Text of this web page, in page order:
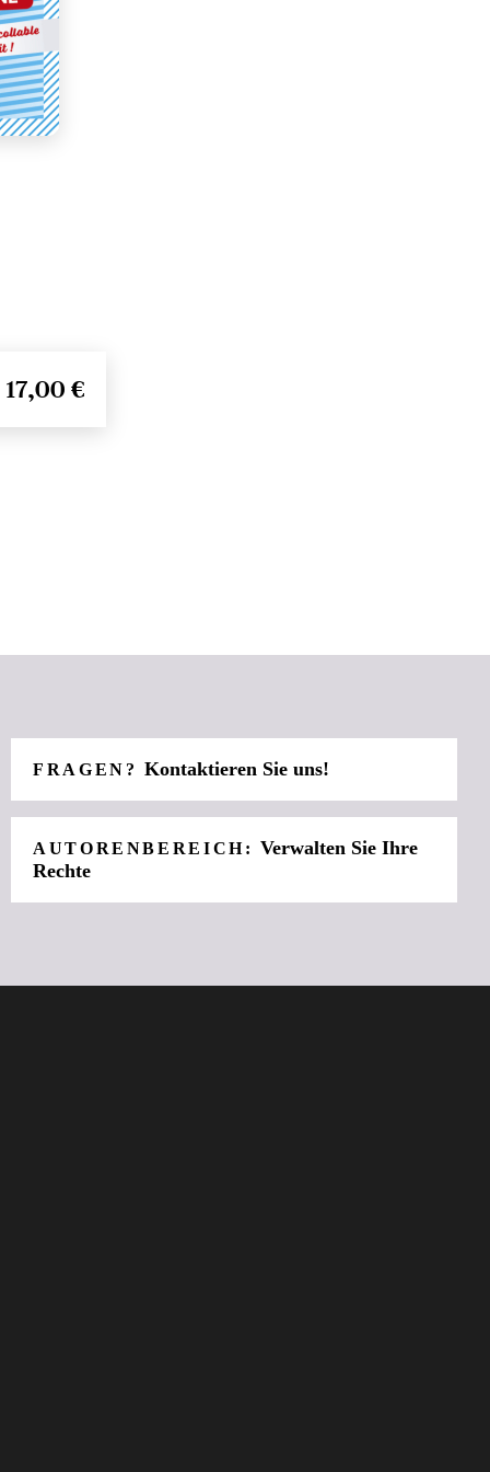
17,00 €
FRAGEN?Kontaktieren Sie uns!
AUTORENBEREICH:Verwalten Sie Ihre
Rechte